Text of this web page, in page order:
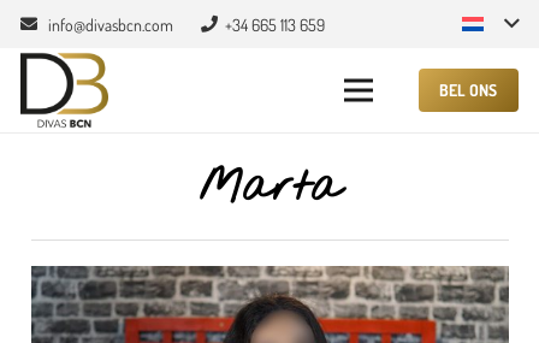
info@divasbcn.com +34 665 113 659
BEL ONS
Marta